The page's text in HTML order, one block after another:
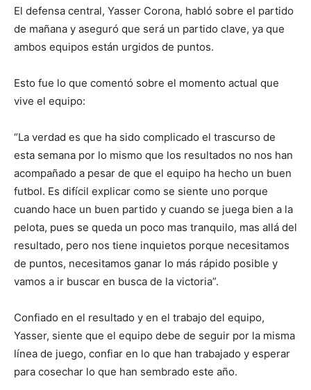
El defensa central, Yasser Corona, habló sobre el partido
de mañana y aseguró que será un partido clave, ya que
ambos equipos están urgidos de puntos.
Esto fue lo que comentó sobre el momento actual que
vive el equipo:
“La verdad es que ha sido complicado el trascurso de
esta semana por lo mismo que los resultados no nos han
acompañado a pesar de que el equipo ha hecho un buen
futbol. Es difícil explicar como se siente uno porque
cuando hace un buen partido y cuando se juega bien a la
pelota, pues se queda un poco mas tranquilo, mas allá del
resultado, pero nos tiene inquietos porque necesitamos
de puntos, necesitamos ganar lo más rápido posible y
vamos a ir buscar en busca de la victoria”.
Confiado en el resultado y en el trabajo del equipo,
Yasser, siente que el equipo debe de seguir por la misma
línea de juego, confiar en lo que han trabajado y esperar
para cosechar lo que han sembrado este año.